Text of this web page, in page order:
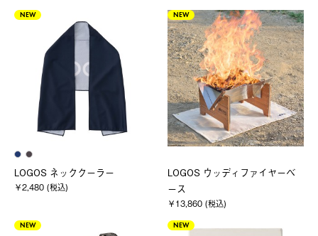
NEW
LOGOS ネッククーラー
￥2,480 (税込)
NEW
LOGOS ウッディファイヤーベ
ース
￥13,860 (税込)
NEW NEW